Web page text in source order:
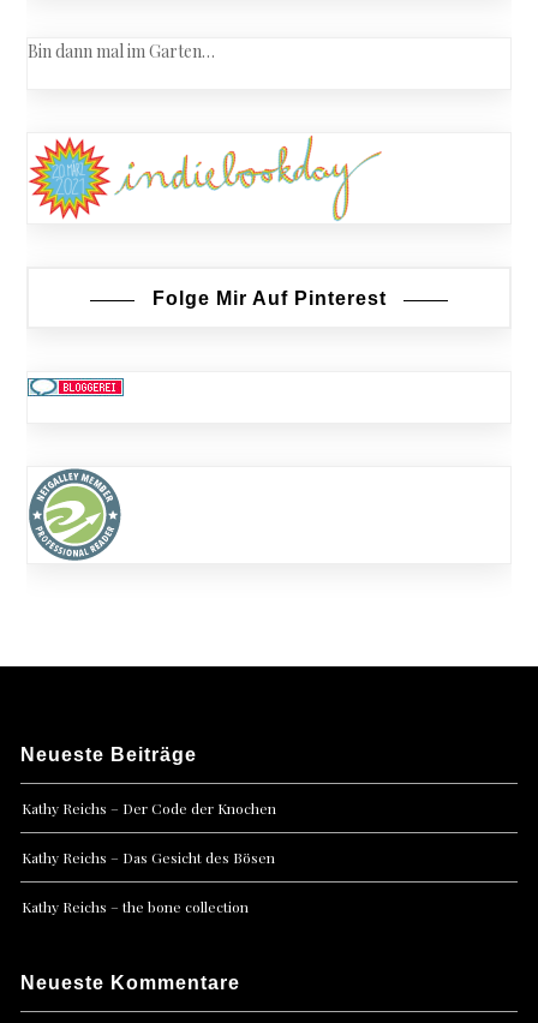
Bin dann mal im Garten…
Folge Mir Auf Pinterest
Neueste Beiträge
Kathy Reichs – Der Code der Knochen
Kathy Reichs – Das Gesicht des Bösen
Kathy Reichs – the bone collection
Neueste Kommentare